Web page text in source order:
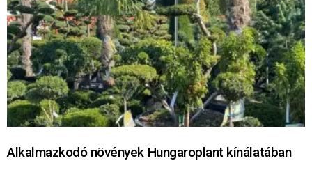
Alkalmazkodó növények Hungaroplant kínálatában